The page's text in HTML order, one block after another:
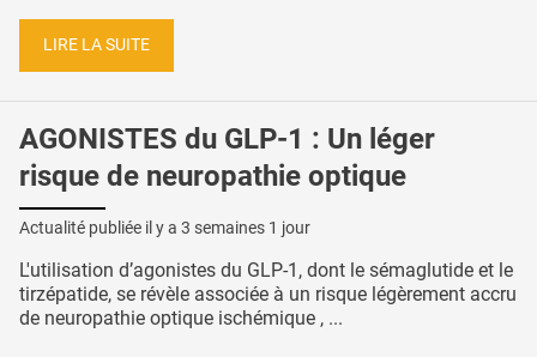
LIRE LA SUITE
AGONISTES du GLP-1 : Un léger
risque de neuropathie optique
Actualité publiée il y a 3 semaines 1 jour
L'utilisation d’agonistes du GLP-1, dont le sémaglutide et le
tirzépatide, se révèle associée à un risque légèrement accru
de neuropathie optique ischémique , ...